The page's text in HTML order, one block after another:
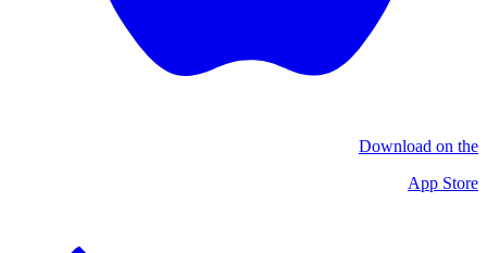
Download on the
App Store